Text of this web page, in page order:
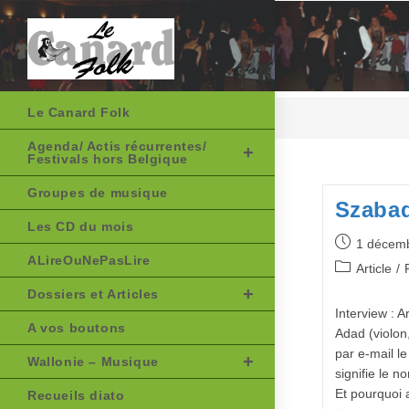
to
content
Le Canard Folk
Agenda/ Actis récurrentes/
Festivals hors Belgique
Groupes de musique
Les CD du mois
ALireOuNePasLire
Dossiers et Articles
A vos boutons
Wallonie – Musique
Recueils diato
Publication
publiée :
1
PostArticle /
Interview :
Adad
par e-mail
signifie le
Et pourquoi